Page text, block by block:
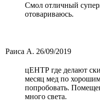
Смол отличный
отовариваюсь.
Раиса А. 26/09/2019
цЕНТР где делают
месяц мед по
попробовать.
много света.